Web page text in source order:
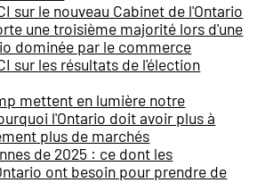
sur le nouveau Cabinet de l'Ontario
une troisième majorité lors d'une
dominée par le commerce
sur les résultats de l'élection
mettent en lumière notre
l'Ontario doit avoir plus à
plus de marchés
de 2025 : ce dont les
ont besoin pour prendre de